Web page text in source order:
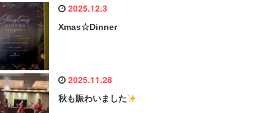
2025.12.3
Xmas☆Dinner
2025.11.28
秋も賑わいました